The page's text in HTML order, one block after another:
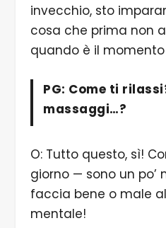
invecchio, sto
cosa che prima non
quando è il
PG: Come ti
massaggi…?
O: Tutto questo, sì!
giorno — sono un po’
faccia bene o male
mentale!